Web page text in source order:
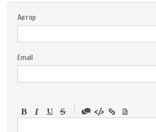
Автор
Email
-
-